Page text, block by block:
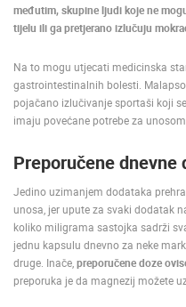
HD - OKRETNE KAMERE
PLAŽE MARINE I LUČICE
ZNAMENITOSTI
međutim, skupine ljudi koje ne
tijelu ili ga pretjerano izlučuju
Na to mogu utjecati medicinska
gastrointestinalnih bolesti.
pojačano izlučivanje sportaši koji
imaju povećane potrebe za unosom.
Preporučene dnevne
Jedino uzimanjem dodataka
unosa, jer upute za svaki dodatak
koliko miligrama sastojka sadrži
jednu kapsulu dnevno za neke
druge. Inače, preporučene doze
preporuka je da magnezij možete